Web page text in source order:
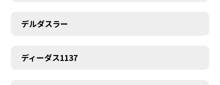
デルダスラー
ディーダス1137